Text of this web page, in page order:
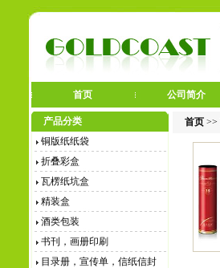
首页 公司简介
产品分类
铜版纸纸袋
折叠彩盒
瓦楞纸坑盒
精装盒
酒类包装
书刊，画册印刷
目录册，宣传单，信纸信封
首页>>